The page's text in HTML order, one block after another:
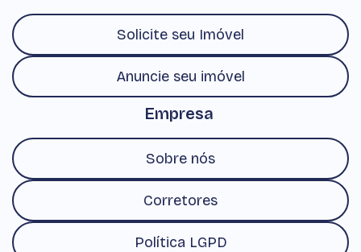
Solicite seu Imóvel
Anuncie seu imóvel
Empresa
Sobre nós
Corretores
Política LGPD